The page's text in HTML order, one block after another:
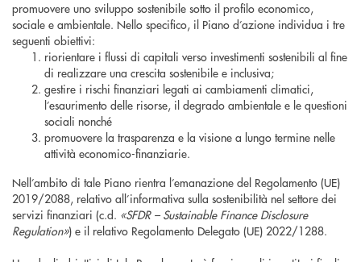
promuovere uno sviluppo sostenibile sotto il profilo economico,
sociale e ambientale. Nello specifico, il Piano d’azione individua i tre
seguenti obiettivi:
riorientare i flussi di capitali verso investimenti sostenibili al fine
di realizzare una crescita sostenibile e inclusiva;
gestire i rischi finanziari legati ai cambiamenti climatici,
l’esaurimento delle risorse, il degrado ambientale e le questioni
sociali nonché
promuovere la trasparenza e la visione a lungo termine nelle
attività economico-finanziarie.
Nell’ambito di tale Piano rientra l’emanazione del Regolamento (UE)
2019/2088, relativo all’informativa sulla sostenibilità nel settore dei
servizi finanziari (c.d. «SFDR – Sustainable Finance Disclosure
Regulation») e il relativo Regolamento Delegato (UE) 2022/1288.